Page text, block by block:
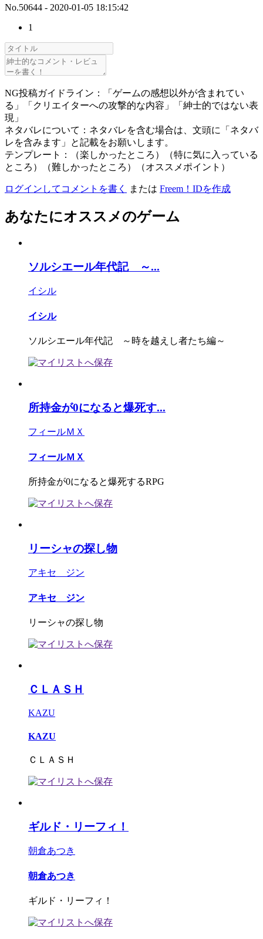
No.50644 - 2020-01-05 18:15:42
1
NG投稿ガイドライン：「ゲームの感想以外が含まれてい
る」「クリエイターへの攻撃的な内容」「紳士的ではない表
現」
ネタバレについて：ネタバレを含む場合は、文頭に「ネタバ
レを含みます」と記載をお願いします。
テンプレート：（楽しかったところ）（特に気に入っている
ところ）（難しかったところ）（オススメポイント）
ログインしてコメントを書く または Freem！IDを作成
あなたにオススメのゲーム
ソルシエール年代記 ～...
イシル
イシル
ソルシエール年代記 ～時を越えし者たち編～
所持金が0になると爆死す...
フィールＭＸ
フィールＭＸ
所持金が0になると爆死するRPG
リーシャの探し物
アキセ ジン
アキセ ジン
リーシャの探し物
ＣＬＡＳＨ
KAZU
KAZU
ＣＬＡＳＨ
ギルド・リーフィ！
朝倉あつき
朝倉あつき
ギルド・リーフィ！